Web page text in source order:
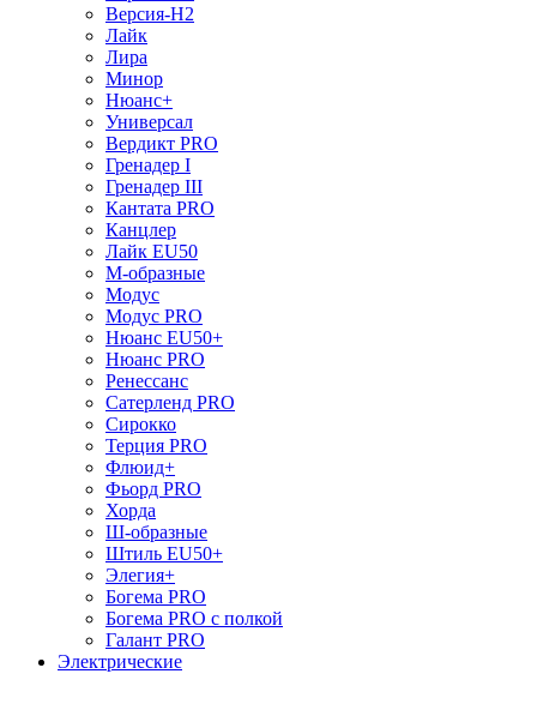
Версия-Н2
Лайк
Лира
Минор
Нюанс+
Универсал
Вердикт PRO
Гренадер I
Гренадер III
Кантата PRO
Канцлер
Лайк EU50
М-образные
Модус
Модус PRO
Нюанс EU50+
Нюанс PRO
Ренессанс
Сатерленд PRO
Сирокко
Терция PRO
Флюид+
Фьорд PRO
Хорда
Ш-образные
Штиль EU50+
Элегия+
Богема PRO
Богема PRO с полкой
Галант PRO
Электрические